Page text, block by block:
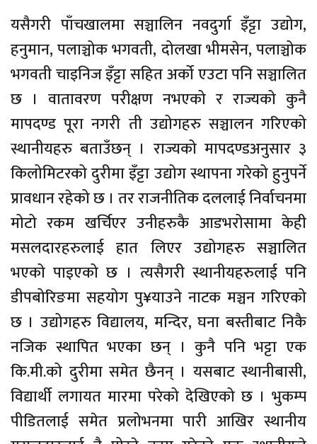
यसैगरी पाँचखालमा सञ्चालिन नवदुर्गा इँट्टा उद्योग,
हनुमान, पलाञ्चोक भगवती, दोलखा भीमसेन, पलाञ्चोक
भगवती चाइनिज इँट्टा सहित अर्को एउटा पनि सञ्चालित
छ । वातावरण परीक्षण नभएको र राज्यको कुनै
मापदण्ड पूरा नगरी ती उद्योगहरु सञ्चालन गरिएको
स्थानीयहरु बताउँछन् । राज्यको मापदण्डअनुसार ३
किलोमिटरको दुरीमा इँट्टा उद्योग स्थापना गरेको हुनुपर्ने
प्रावधान रहेको छ । तर राजनीतिक दललाई निर्वाचनमा
मोटो रकम खर्चिएर उनीहरुकै आडभरोसामा केही
मसलदारहरुलाई हात लिएर उद्योगहरु सञ्चालित
भएको पाइएको छ । त्यसैगरी स्थानीयहरुलाई पनि
डीपबोरिङमा सहयोग पु¥याउने नाटक मञ्चन गरिएको
छ । उद्योगहरु विद्यालय, मन्दिर, घना बस्तीबाट निकै
नजिक स्थापित भएका छन् । कुनै पनि भट्टा एक
कि.मी.को दुरीमा समेत छैनन् । यसबाट स्थानीबासी,
विद्यार्थी लगायत मारमा परेको देखिएको छ । भुकम्प
पीडितलाई समेत प्रलोभनमा पारी आखिर स्थानीय